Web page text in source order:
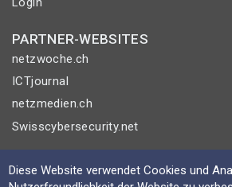
PARTNER-WEBSITES
netzwoche.ch
ICTjournal
netzmedien.ch
Swisscybersecurity.net
© NETZMEDIEN AG 2026
Impressum
Diese Website verwendet Cookies und